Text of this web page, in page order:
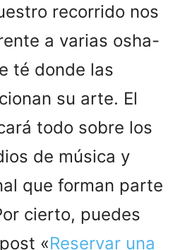
recorrido nos
a varias osha-
té donde las
su arte. El
todo sobre los
de música y
que forman parte
cierto, puedes
«Reservar una